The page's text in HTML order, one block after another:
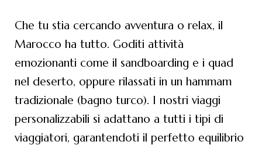
Che tu stia cercando avventura o relax, il
Marocco ha tutto. Goditi attività
emozionanti come il sandboarding e i quad
nel deserto, oppure rilassati in un hammam
tradizionale (bagno turco). I nostri viaggi
personalizzabili si adattano a tutti i tipi di
viaggiatori, garantendoti il perfetto equilibrio